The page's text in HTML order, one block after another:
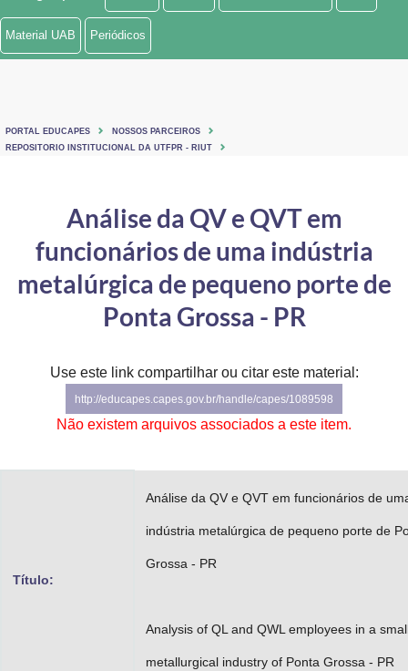
Ministério de Minas e Energia
Ministério do Turismo
Controladoria-Geral da União
Gabinete de Segurança Institucional
Advocacia-Geral da União
Material UAB Periódicos
PORTAL EDUCAPES
NOSSOS PARCEIROS
REPOSITORIO INSTITUCIONAL DA UTFPR - RIUT
Análise da QV e QVT em
funcionários de uma indústria
metalúrgica de pequeno porte de
Ponta Grossa - PR
Use este link compartilhar ou citar este material:
http://educapes.capes.gov.br/handle/capes/1089598
Não existem arquivos associados a este item.
Título:
Análise da QV e QVT em funcionários de
indústria metalúrgica de pequeno porte de
Grossa - PR
Analysis of QL and QWL employees in a
metallurgical industry of Ponta Grossa - PR